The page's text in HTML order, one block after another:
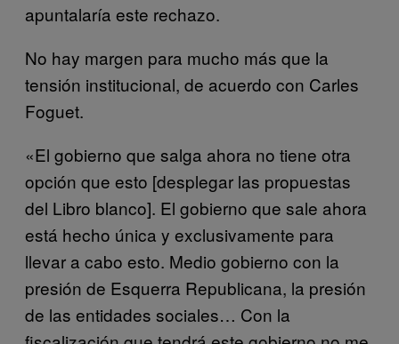
apuntalaría este rechazo.
No hay margen para mucho más que la
tensión institucional, de acuerdo con Carles
Foguet.
«El gobierno que salga ahora no tiene otra
opción que esto [desplegar las propuestas
del Libro blanco]. El gobierno que sale ahora
está hecho única y exclusivamente para
llevar a cabo esto. Medio gobierno con la
presión de Esquerra Republicana, la presión
de las entidades sociales… Con la